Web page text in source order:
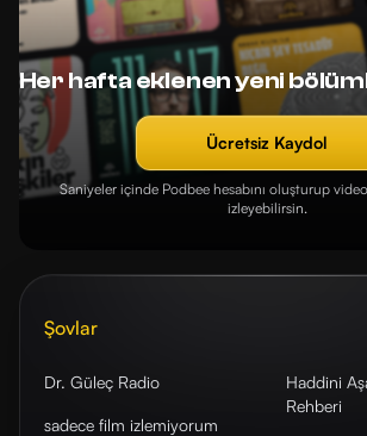
Her hafta eklenen yeni
Ücretsiz Kaydol
Saniyeler içinde Podbee hesabını oluşturup
izleyebilirsin.
Şovlar
Dr. Güleç Radio
sadece film izlemiyorum
Haddini
Rehberi